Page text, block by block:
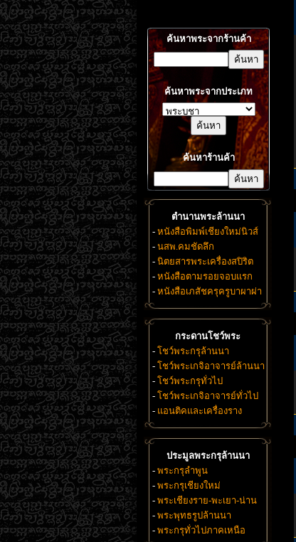
ค้นหาพระจากร้านค้า
ค้นหาพระจากประเภท
ค้นหาร้านค้า
ตำนานพระล้านนา
- หนังสือพิมพ์เชียงใหม่นิวส์
- นสพ.คมชัดลึก
- นิตยสารพระเครื่องสปิริต
- หนังสือตามรอยจอบแรก
- หนังสือเภสัชครุครูบาผาผ่า
กระดานโชว์พระ
- โชว์พระกรุล้านนา
- โชว์พระเกจิอาจารย์ล้านนา
- โชว์พระกรุทั่วไป
- โชว์พระเกจิอาจารย์ทั่วไป
- แอนติคและเครื่องราง
ประมูลพระกรุล้านนา
- พระกรุลำพูน
- พระกรุเชียงใหม่
- พระเชียงราย-พะเยา-น่าน
- พระพุทธรูปล้านนา
- พระกรุทั่วไปภาคเหนือ